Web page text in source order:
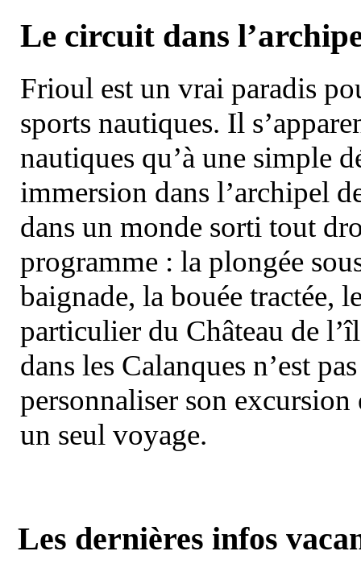
Le circuit dans
Frioul est un vrai paradis
sports nautiques. Il
nautiques qu’à une simple
immersion dans l’archipel
dans un monde sorti tout
programme : la plongée
baignade, la bouée tractée,
particulier du Château de
dans les Calanques n’est
personnaliser son
un seul voyage.
Les dernières infos